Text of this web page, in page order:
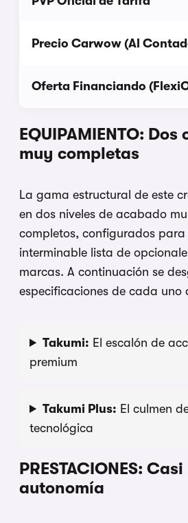
Precio Carwow (Al
Oferta Financiando
EQUIPAMIENTO: Dos
muy completas
La gama estructural de este
en dos niveles de acabado
completos, configurados
interminable lista de
marcas. A continuación se
especificaciones de cada uno
Takumi: El escalón de
premium
Takumi Plus: El culmen
tecnológica
PRESTACIONES:
autonomía